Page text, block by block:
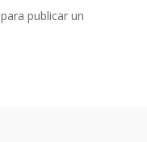
para publicar un